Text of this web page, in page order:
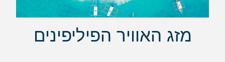
מזג האוויר הפיליפינים